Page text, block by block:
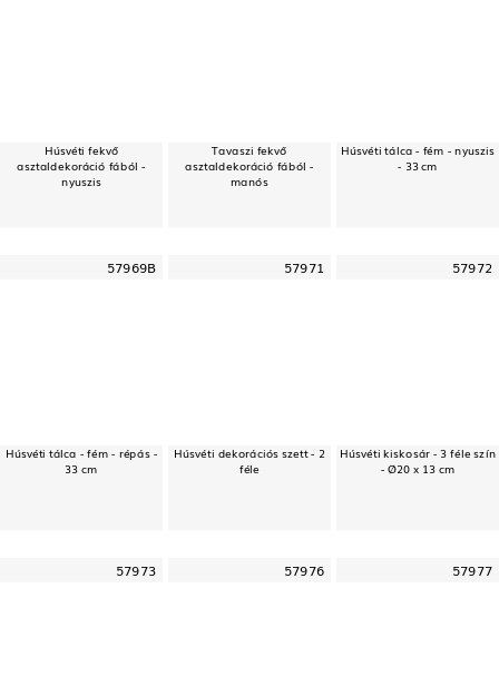
Húsvéti fekvő
asztaldekoráció fából -
nyuszis
Tavaszi fekvő
asztaldekoráció fából -
manós
Húsvéti tálca - fém - nyuszis
- 33 cm
57969B
Húsvéti tálca - fém - répás -
33 cm
57971
Húsvéti dekorációs szett - 2
féle
57972
Húsvéti kiskosár - 3 féle szín
- Ø20 x 13 cm
57973 57976 57977